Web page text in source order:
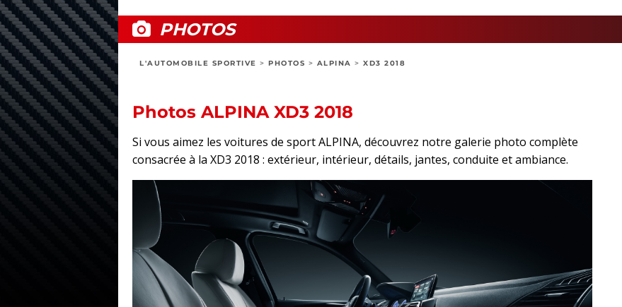
PHOTOS
L'AUTOMOBILE SPORTIVE > PHOTOS > ALPINA > XD3 2018
Photos ALPINA XD3 2018
Si vous aimez les voitures de sport ALPINA, découvrez notre galerie photo complète
consacrée à la XD3 2018 : extérieur, intérieur, détails, jantes, conduite et ambiance.